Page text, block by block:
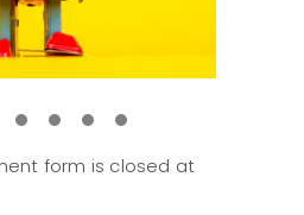
form is closed at